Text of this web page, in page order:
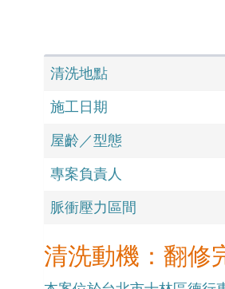
清洗地點
施工日期
屋齡／型態
專案負責人
脈衝壓力區間
清洗動機：翻修